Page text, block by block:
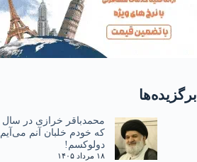
برگزیده‌ها
که خودم خلبان آنم
دولوکسم!
۱۸ مرداد ۱۴۰۵